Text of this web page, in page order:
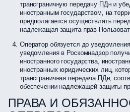
трансграничную передачу ПДн и
иностранным государством, на
предполагается осуществлять
надлежащая защита прав
Оператор обязуется до
уведомления в Роскомнадзор
иностранного государства,
иностранных юридических лиц,
трансграничная передача ПДн,
обеспечении надлежащей защиты
ПРАВА И